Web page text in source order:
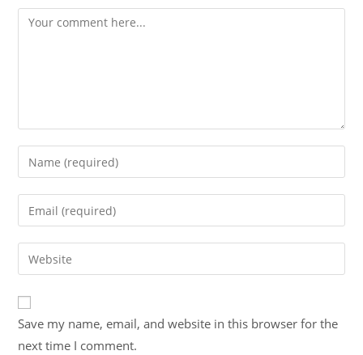
Comment
Enter
your
name
comment
Enter
your
email
address
comment
Enter
your
website
URL
(optional)
Save my name, email, and website in this browser for the
next time I comment.